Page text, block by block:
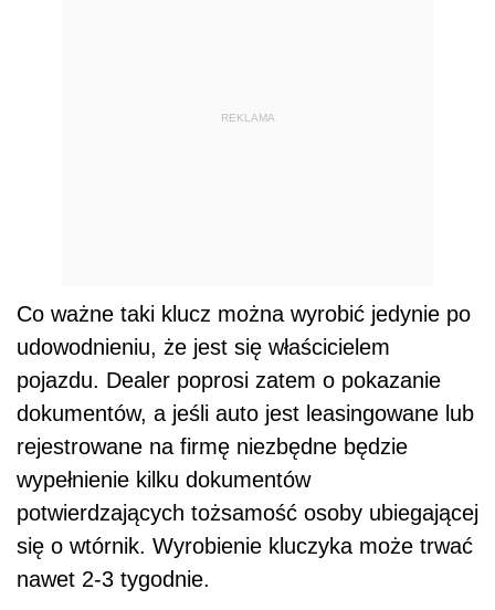
REKLAMA
Co ważne taki klucz można wyrobić jedynie po
udowodnieniu, że jest się właścicielem
pojazdu. Dealer poprosi zatem o pokazanie
dokumentów, a jeśli auto jest leasingowane lub
rejestrowane na firmę niezbędne będzie
wypełnienie kilku dokumentów
potwierdzających tożsamość osoby ubiegającej
się o wtórnik. Wyrobienie kluczyka może trwać
nawet 2-3 tygodnie.